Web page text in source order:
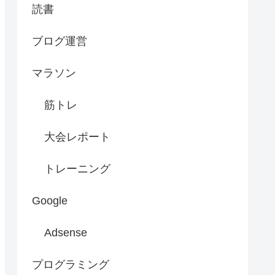
読書
ブログ運営
マラソン
筋トレ
大会レポート
トレーニング
Google
Adsense
プログラミング